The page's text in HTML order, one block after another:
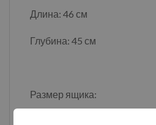
Длина: 46 см
Глубина: 45 см
Размер ящика: